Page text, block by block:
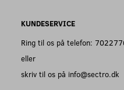
KUNDESERVICE
Ring til os på telefon:
eller
skriv til os på info@sectro.dk